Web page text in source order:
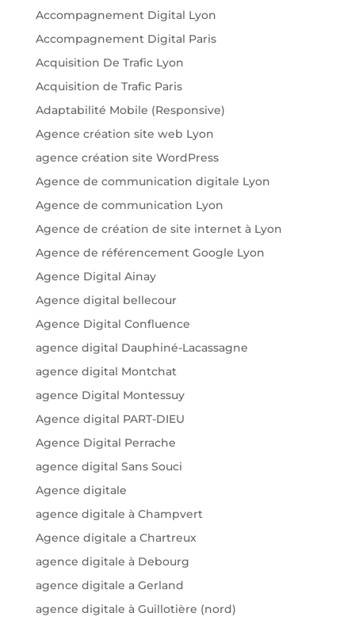
Accompagnement Digital Lyon
Accompagnement Digital Paris
Acquisition De Trafic Lyon
Acquisition de Trafic Paris
Adaptabilité Mobile (Responsive)
Agence création site web Lyon
agence création site WordPress
Agence de communication digitale Lyon
Agence de communication Lyon
Agence de création de site internet à Lyon
Agence de référencement Google Lyon
Agence Digital Ainay
Agence digital bellecour
Agence Digital Confluence
agence digital Dauphiné-Lacassagne
agence digital Montchat
agence Digital Montessuy
Agence digital PART-DIEU
Agence Digital Perrache
agence digital Sans Souci
Agence digitale
agence digitale à Champvert
Agence digitale a Chartreux
agence digitale à Debourg
agence digitale a Gerland
agence digitale à Guillotière (nord)